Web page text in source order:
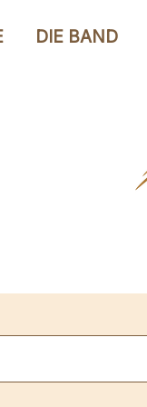
DIE BAND